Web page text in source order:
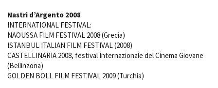
Nastri d’Argento 2008
INTERNATIONAL FESTIVAL:
NAOUSSA FILM FESTIVAL 2008 (Grecia)
ISTANBUL ITALIAN FILM FESTIVAL (2008)
CASTELLINARIA 2008, festival Internazionale del Cinema Giovane
(Bellinzona)
GOLDEN BOLL FILM FESTIVAL 2009 (Turchia)